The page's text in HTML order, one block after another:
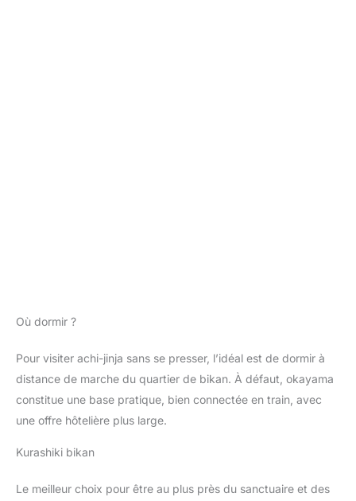
Où dormir ?
Pour visiter achi-jinja sans se presser, l’idéal est de dormir à
distance de marche du quartier de bikan. À défaut, okayama
constitue une base pratique, bien connectée en train, avec
une offre hôtelière plus large.
Kurashiki bikan
Le meilleur choix pour être au plus près du sanctuaire et des